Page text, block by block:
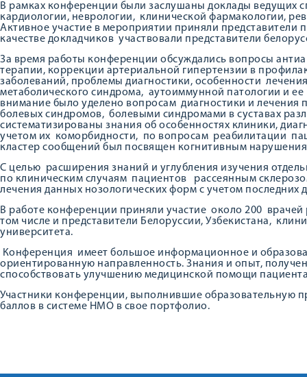
В рамках конференции были заслушаны доклады ведущих
кардиологии, неврологии, клинической фармакологии,
Активное участие в мероприятии приняли представители
качестве докладчиков участвовали представители
За время работы конференции обсуждались вопросы
терапии, коррекции артериальной гипертензии в
заболеваний, проблемы диагностики, особенности
метаболического синдрома, аутоиммунной патологии и
внимание было уделено вопросам диагностики и лечения
болевых синдромов, болевыми синдромами в суставах
систематизированы знания об особенностях клиники,
учетом их коморбидности, по вопросам реабилитации
кластер сообщений был посвящен когнитивным
С целью расширения знаний и углубления изучения
по клиническим случаям пациентов рассеянным
лечения данных нозологических форм с учетом
В работе конференции приняли участие около 200
том числе и представители Белоруссии, Узбекистана,
университета.
Конференция имеет большое информационное и
ориентированную направленность. Знания и опыт,
способствовать улучшению медицинской помощи
Участники конференции, выполнившие образовательную
баллов в системе НМО в свое портфолио.